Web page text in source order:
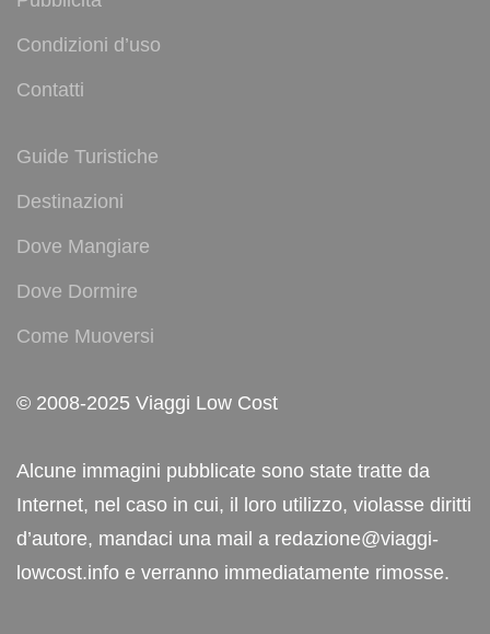
Condizioni d’uso
Contatti
Guide Turistiche
Destinazioni
Dove Mangiare
Dove Dormire
Come Muoversi
© 2008-2025 Viaggi Low Cost
Alcune immagini pubblicate sono state tratte da
Internet, nel caso in cui, il loro utilizzo, violasse diritti
d’autore, mandaci una mail a redazione@viaggi-
lowcost.info e verranno immediatamente rimosse.